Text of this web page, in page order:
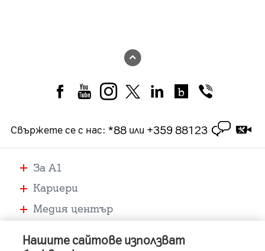
Свържете се с нас: *88 или +359 88123
За А1
Кариери
Медия център
Нашите сайтове използват